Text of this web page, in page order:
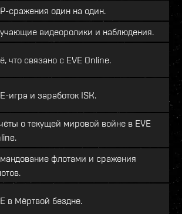
сражения один на один.
видеоролики и наблюдения.
что связано с EVE Online.
игра и заработок ISK.
о текущей мировой войне в EVE
флотами и сражения
в Мёртвой бездне.